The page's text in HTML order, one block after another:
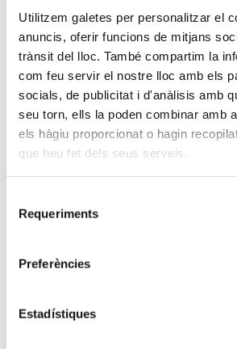
Utilitzem galetes per personalitzar el
anuncis, oferir funcions de mitjans
trànsit del lloc. També compartim la
com feu servir el nostre lloc amb els
socials, de publicitat i d'anàlisis amb
seu torn, ells la poden combinar amb
els hàgiu proporcionat o hagin
que heu fet dels seus serveis.
Requeriments
Preferències
Estadístiques
Un Seminari pràctic i dirigit als
gestionen petites i mitjanes
finalitat d’optimitzar el tancament i
l’exercici.
- Concretar un pla de treball
adequadament el tancament de
- Conèixer les novetats fiscals
tancament de l’exercici del proper
- Fer una planificació fiscal de
- Entendre els criteris de valoració
- Fer una liquidació de l’Impost
PROGRAMA